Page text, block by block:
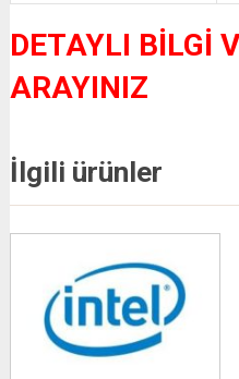
DETAYLI BİLGİ
ARAYINIZ
İlgili ürünler